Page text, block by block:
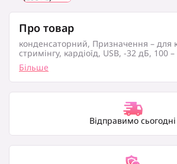
Про товар
конденсаторний, Призначення – для
стримінгу, кардіоїд, USB, -32 дБ, 100
Більше
Відправимо сьогодні